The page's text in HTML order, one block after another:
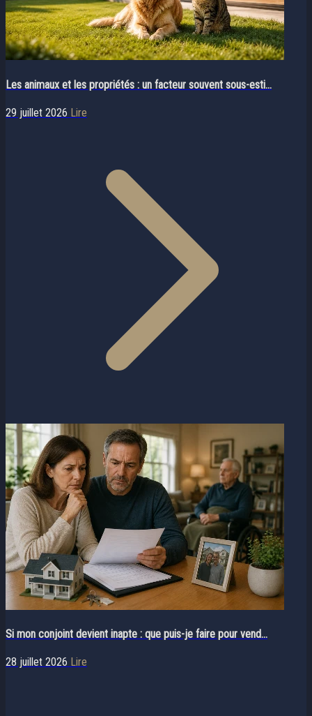
Les animaux et les propriétés : un facteur souvent sous-esti...
29 juillet 2026 Lire
Si mon conjoint devient inapte : que puis-je faire pour vend...
28 juillet 2026 Lire